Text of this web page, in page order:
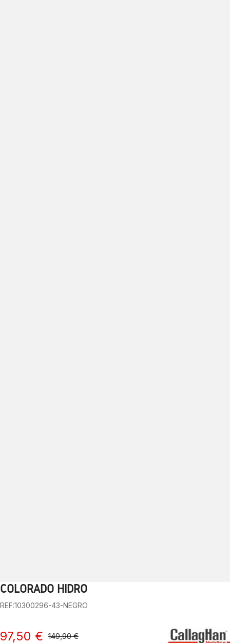
1 2 3 4
COLORADO HIDRO
REF:10300296-43-NEGRO
97,50 € 149,90 €